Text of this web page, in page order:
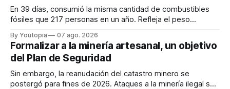
En 39 días, consumió la misma cantidad de combustibles
fósiles que 217 personas en un año. Refleja el peso
By Youtopia 07 ago. 2026
Formalizar a la minería artesanal, un objetivo
del Plan de Seguridad
Sin embargo, la reanudación del catastro minero se
postergó para fines de 2026. Ataques a la minería ilegal se